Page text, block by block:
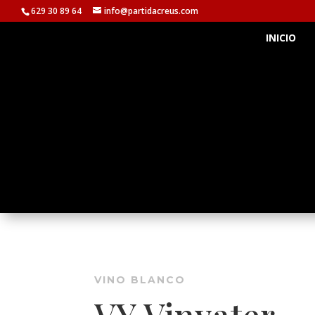
629 30 89 64 info@partidacreus.com
INICIO
VINO BLANCO